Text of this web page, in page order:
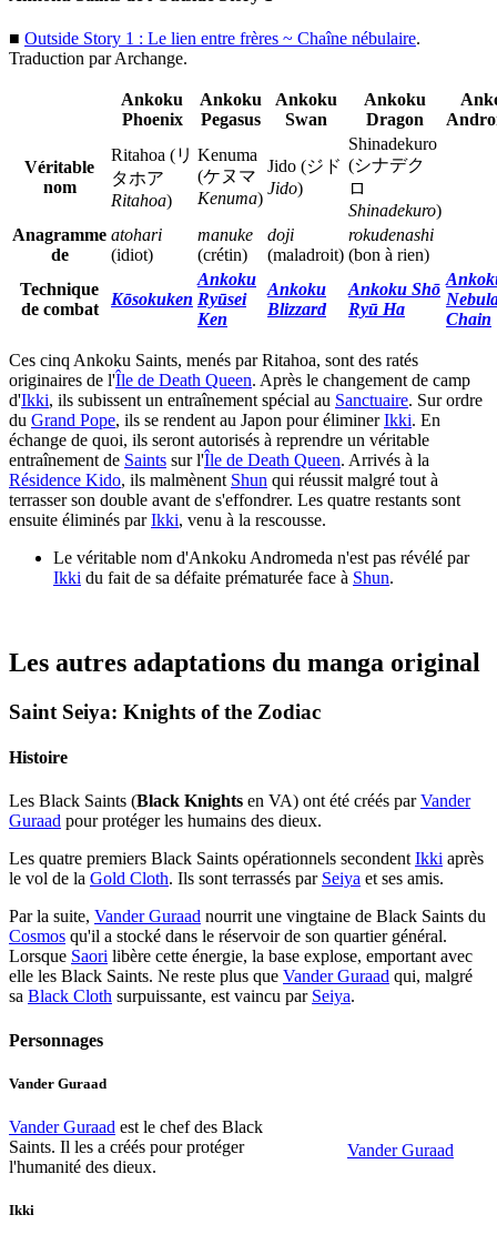
■ Outside Story 1 : Le lien entre frères ~ Chaîne nébulaire.
Traduction par Archange.
Ankoku
Phoenix
Ankoku
Pegasus
Ankoku
Swan
Ankoku
Dragon
Véritable
nom
Ritahoa (リ
タホア
Ritahoa)
Kenuma
(ケヌマ
Kenuma)
Jido (ジド
Jido)
Shinadekuro
(シナデク
ロ
Shinadekuro)
Anagramme
de
atohari
(idiot)
manuke
(crétin)
doji
(maladroit)
rokudenashi
(bon à rien)
Technique
de combat
Kōsokuken
Ankoku
Ryūsei
Ken
Ankoku
Blizzard
Ankoku Shō
Ryū Ha
Chain
Ces cinq Ankoku Saints, menés par Ritahoa, sont des ratés
originaires de l'Île de Death Queen. Après le changement de camp
d'Ikki, ils subissent un entraînement spécial au Sanctuaire. Sur ordre
du Grand Pope, ils se rendent au Japon pour éliminerIkki. En
échange de quoi, ils seront autorisés à reprendre un véritable
entraînement de Saints sur l'Île de Death Queen. Arrivés à la
Résidence Kido, ils malmènent Shun qui réussit malgré tout à
terrasser son double avant de s'effondrer. Les quatre restants sont
ensuite éliminés parIkki, venu à la rescousse.
Le véritable nom d'Ankoku Andromeda n'est pas révélé par
Ikki du fait de sa défaite prématurée face à Shun.
Les autres adaptations du manga original
Saint Seiya: Knights of the Zodiac
Histoire
Les Black Saints (Black Knights en VA) ont été créés parVander
Guraad pour protéger les humains des dieux.
Les quatre premiers Black Saints opérationnels secondentIkki après
le vol de la Gold Cloth. Ils sont terrassés par Seiya et ses amis.
Par la suite, Vander Guraad nourrit une vingtaine de Black Saints du
Cosmos qu'il a stocké dans le réservoir de son quartier général.
Lorsque Saori libère cette énergie, la base explose, emportant avec
elle les Black Saints. Ne reste plus que Vander Guraad qui, malgré
sa Black Cloth surpuissante, est vaincu par Seiya.
Personnages
Vander Guraad
Vander Guraad
Vander Guraad est le chef des Black
Saints. Il les a créés pour protéger
l'humanité des dieux.
Ikki